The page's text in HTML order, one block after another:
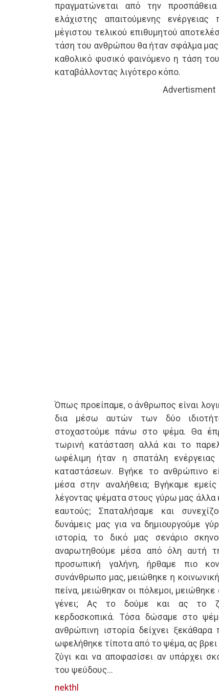
πραγματώνεται από την
ελάχιστης απαιτούμενης
μέγιστου τελικού επιθυμητού
τάση του ανθρώπου θα ήταν σφάλμα μας
καθολικό φυσικό φαινόμενο η τάση
καταβάλλοντας λιγότερο κόπο.
Advertisment
Όπως προείπαμε, ο άνθρωπος είναι
δια μέσω αυτών των δύο
στοχαστούμε πάνω στο ψέμα. Θα
τωρινή κατάσταση αλλά και το
ωφέλιμη ήταν η σπατάλη
καταστάσεων. Βγήκε το ανθρώπινο
μέσα στην αναλήθεια; Βγήκαμε
λέγοντας ψέματα στους γύρω μας άλλα
εαυτούς; Σπαταλήσαμε και
δυνάμεις μας για να δημιουργούμε
ιστορία, το δικό μας σενάριο
αναρωτηθούμε μέσα από όλη αυτή
προσωπική γαλήνη, ήρθαμε πιο
συνάνθρωπο μας, μειώθηκε η
πείνα, μειώθηκαν οι πόλεμοι,
γένει; Ας το δούμε και ας το
κερδοσκοπικά. Τόσα δώσαμε στο
ανθρώπινη ιστορία δείχνει
ωφελήθηκε τίποτα από το ψέμα, ας βρει
ζύγι και να αποφασίσει αν υπάρχει
του ψεύδους…
nekthl